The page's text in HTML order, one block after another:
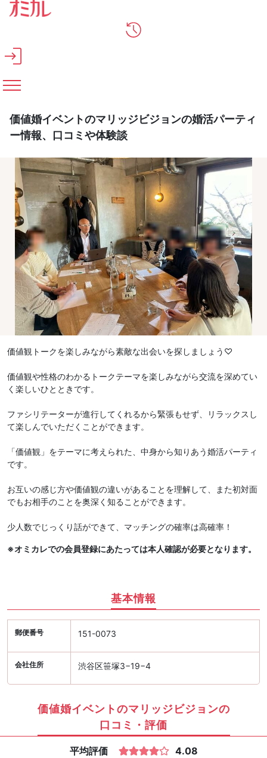
メインコンテンツへスキップ
価値婚イベントのマリッジビジョンの婚活パーティ
ー情報、口コミや体験談
価値観トークを楽しみながら素敵な出会いを探しましょう♡
価値観や性格のわかるトークテーマを楽しみながら交流を深めてい
く楽しいひとときです。
ファシリテーターが進行してくれるから緊張もせず、リラックスし
て楽しんでいただくことができます。
「価値観」をテーマに考えられた、中身から知りあう婚活パーティ
です。
お互いの感じ方や価値観の違いがあることを理解して、また初対面
でもお相手のことを奥深く知ることができます。
少人数でじっくり話ができて、マッチングの確率は高確率！
※オミカレでの会員登録にあたっては本人確認が必要となります。
基本情報
郵便番号 151-0073
会社住所 渋谷区笹塚3−19−4
価値婚イベントのマリッジビジョンの
口コミ・評価
平均評価 4.08